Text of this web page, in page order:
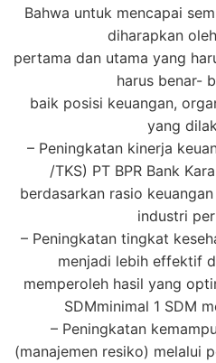
Bahwa untuk mencapai
diharapkan
pertama dan utama yang
harus benar-
baik posisi keuangan,
yang
– Peningkatan kinerja
/TKS) PT BPR Bank
berdasarkan rasio
industri
– Peningkatan tingkat
menjadi lebih effektif
memperoleh hasil yang
SDMminimal 1 SDM
– Peningkatan
(manajemen resiko) melalui